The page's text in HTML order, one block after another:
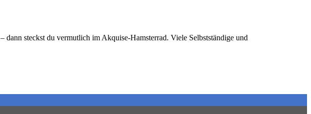
– dann steckst du vermutlich im Akquise-Hamsterrad. Viele Selbstständige und